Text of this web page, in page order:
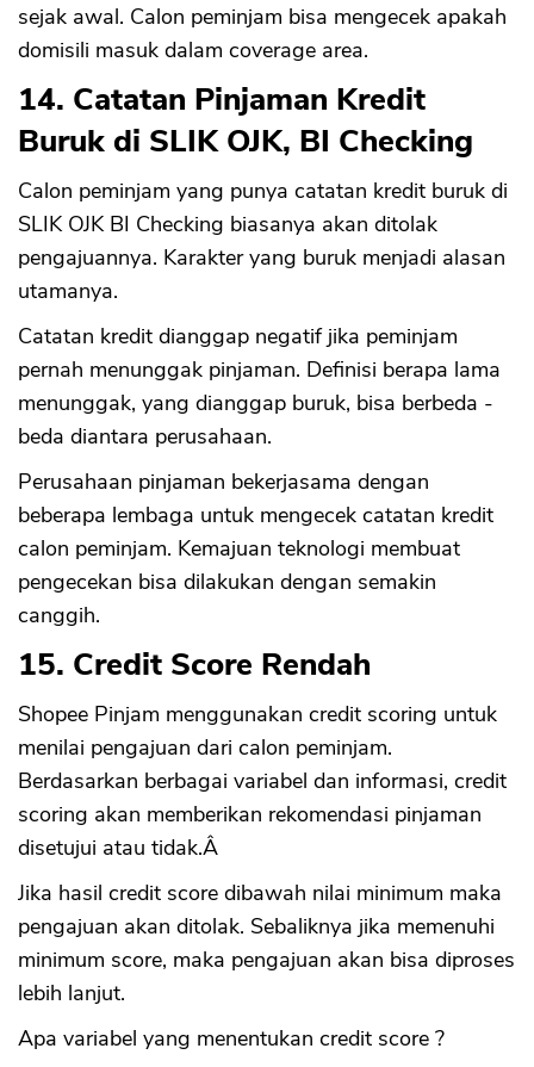
sejak awal. Calon peminjam bisa mengecek apakah
domisili masuk dalam coverage area.
14. Catatan Pinjaman Kredit
Buruk di SLIK OJK, BI Checking
Calon peminjam yang punya catatan kredit buruk di
SLIK OJK BI Checking biasanya akan ditolak
pengajuannya. Karakter yang buruk menjadi alasan
utamanya.
Catatan kredit dianggap negatif jika peminjam
pernah menunggak pinjaman. Definisi berapa lama
menunggak, yang dianggap buruk, bisa berbeda -
beda diantara perusahaan.
Perusahaan pinjaman bekerjasama dengan
beberapa lembaga untuk mengecek catatan kredit
calon peminjam. Kemajuan teknologi membuat
pengecekan bisa dilakukan dengan semakin
canggih.
15. Credit Score Rendah
Shopee Pinjam menggunakan credit scoring untuk
menilai pengajuan dari calon peminjam.
Berdasarkan berbagai variabel dan informasi, credit
scoring akan memberikan rekomendasi pinjaman
disetujui atau tidak.Â
Jika hasil credit score dibawah nilai minimum maka
pengajuan akan ditolak. Sebaliknya jika memenuhi
minimum score, maka pengajuan akan bisa diproses
lebih lanjut.
Apa variabel yang menentukan credit score ?